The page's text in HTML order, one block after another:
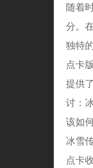
随着
分。
独特
点卡
提供
讨：
该如
冰雪
点卡